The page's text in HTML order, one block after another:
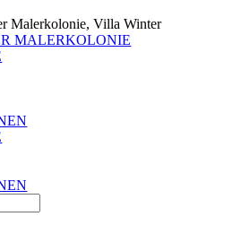
MALERKOLONIE